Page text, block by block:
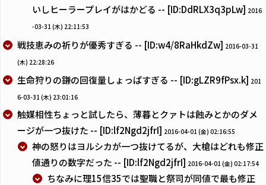
いしヒーラープレイがはかどる -- [ID:DdRLX3q3pLw] 2016
-03-31 (木) 22:11:53
戦技恵みの祈りが優秀すぎる -- [ID:w4/8RaHkdZw] 2016-03-31
(木) 22:28:26
生命狩りの鎌の回復量しょっぱすぎる -- [ID:gLZR9fPsx.k] 201
6-03-31 (木) 23:01:16
触媒相性ちょっと試したら、薄暮とクァトは蝕みとかのダメ
ージが一つ抜けた -- [ID:lf2Ngd2jfrI] 2016-04-01 (金) 02:16:55
神の怒りはヨルシカが一つ抜けてるが、大槍はどれも修正
値通りの数字だった -- [ID:lf2Ngd2jfrI] 2016-04-01 (金) 02:17:54
ちなみに理15信35では聖職と祭司が同値で最も修正